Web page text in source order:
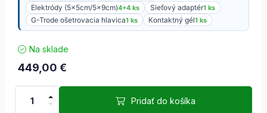
Elektródy (5x5cm/5x9cm)4+4 ks Sieťový adaptér1 ks
G-Trode ošetrovacia hlavica1 ks Kontaktný gél1 ks
Na sklade
449,00 €
Pridať do košíka